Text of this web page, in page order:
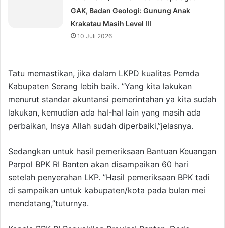
GAK, Badan Geologi: Gunung Anak
Krakatau Masih Level III
10 Juli 2026
Tatu memastikan, jika dalam LKPD kualitas Pemda
Kabupaten Serang lebih baik. ”Yang kita lakukan
menurut standar akuntansi pemerintahan ya kita sudah
lakukan, kemudian ada hal-hal lain yang masih ada
perbaikan, Insya Allah sudah diperbaiki,”jelasnya.
Sedangkan untuk hasil pemeriksaan Bantuan Keuangan
Parpol BPK RI Banten akan disampaikan 60 hari
setelah penyerahan LKP. ”Hasil pemeriksaan BPK tadi
di sampaikan untuk kabupaten/kota pada bulan mei
mendatang,”tuturnya.